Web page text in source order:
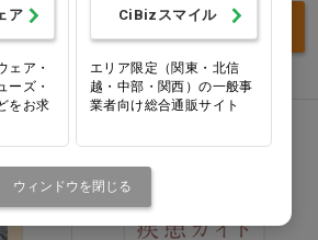
買い物カゴ
ア
ェア・
ーズ・
をお求
CiBizスマイル
エリア限定（関東・北信
越・中部・関西）の一般事
業者向け総合通販サイト
ウィンドウを閉じる